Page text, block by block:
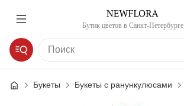
Бутик цветов в Санкт-Петербурге
Букеты Букеты с ранункулюсами